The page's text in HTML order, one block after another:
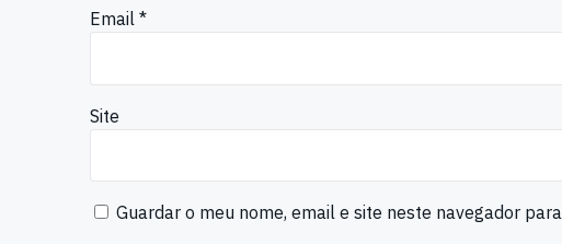
Email *
Site
Guardar o meu nome, email e site neste navegador